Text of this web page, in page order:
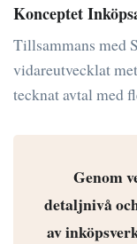
Konceptet
Tillsammans med
vidareutvecklat
tecknat avtal med
Genom
detaljnivå
av